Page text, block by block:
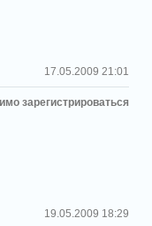
17.05.2009 21:01
зарегистрироваться
19.05.2009 18:29